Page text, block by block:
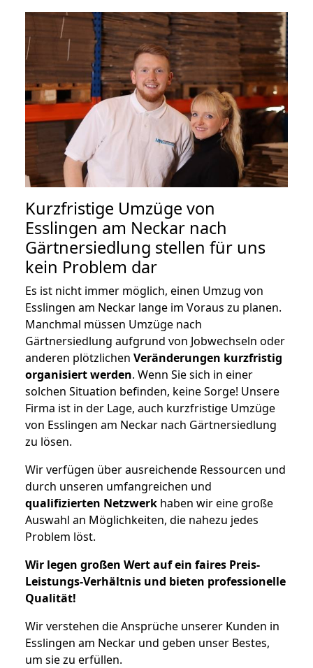
Kurzfristige Umzüge von
Esslingen am Neckar nach
Gärtnersiedlung stellen für uns
kein Problem dar
Es ist nicht immer möglich, einen Umzug von
Esslingen am Neckar lange im Voraus zu planen.
Manchmal müssen Umzüge nach
Gärtnersiedlung aufgrund von Jobwechseln oder
anderen plötzlichen Veränderungen kurzfristig
organisiert werden. Wenn Sie sich in einer
solchen Situation befinden, keine Sorge! Unsere
Firma ist in der Lage, auch kurzfristige Umzüge
von Esslingen am Neckar nach Gärtnersiedlung
zu lösen.
Wir verfügen über ausreichende Ressourcen und
durch unseren umfangreichen und
qualifizierten Netzwerk haben wir eine große
Auswahl an Möglichkeiten, die nahezu jedes
Problem löst.
Wir legen großen Wert auf ein faires Preis-
Leistungs-Verhältnis und bieten professionelle
Qualität!
Wir verstehen die Ansprüche unserer Kunden in
Esslingen am Neckar und geben unser Bestes,
um sie zu erfüllen.